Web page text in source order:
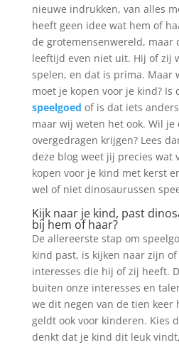
nieuwe indrukken, van alles
heeft geen idee wat hem of
de grotemensenwereld, maar
leeftijd even niet uit. Hij of zij
spelen, en dat is prima. Maar
moet je kopen voor je kind? Is
speelgoed of is dat iets
maar wij weten het ook. Wil je
overgedragen krijgen? Lees
deze blog weet jij precies wat
kopen voor je kind met kerst
wel of niet dinosaurussen
Kijk naar je kind, past
bij hem of haar?
De allereerste stap om
kind past, is kijken naar zijn
interesses die hij of zij heeft.
buiten onze interesses en
we dit negen van de tien keer
geldt ook voor kinderen. Kies
denkt dat je kind dit leuk